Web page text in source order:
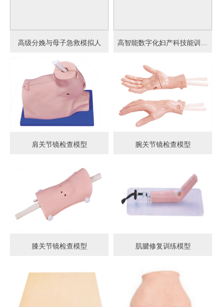
高级分娩与母子急救模拟人 高智能数字化妇产科技能训练系统 (计算机控制)
肩关节镜检查模型 腕关节镜检查模型
膝关节镜检查模型 肌腱修复训练模型